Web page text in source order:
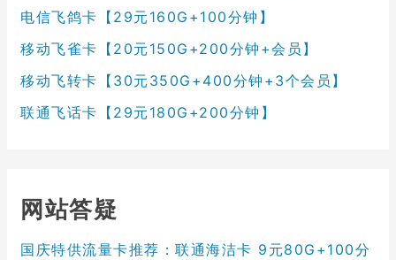
电信飞鸽卡【29元160G+100分钟】
移动飞雀卡【20元150G+200分钟+会员】
移动飞转卡【30元350G+400分钟+3个会员】
联通飞话卡【29元180G+200分钟】
网站答疑
国庆特供流量卡推荐：联通海洁卡 9元80G+100分